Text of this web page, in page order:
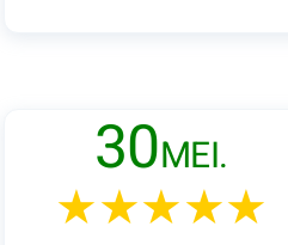
30MEI.
★★★★★